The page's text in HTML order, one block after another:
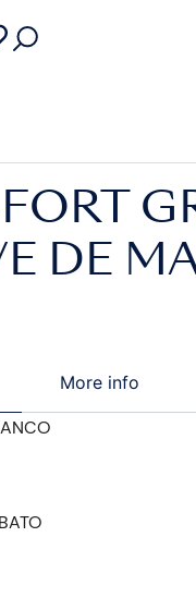
DE
More info